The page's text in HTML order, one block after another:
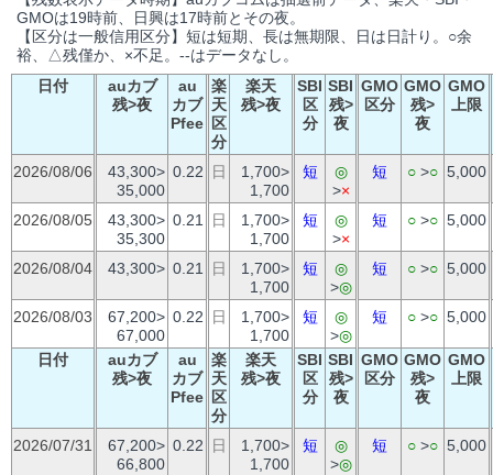
GMOは19時前、日興は17時前とその夜。
【区分は一般信用区分】短は短期、長は無期限、日は日計り。○余
裕、△残僅か、×不足。--はデータなし。
日付
auカブ
残>夜
au
カブ
Pfee
楽
天
区
分
楽天
残>夜
SBI
区
分
SBI
残>
夜
GMO
区分
GMO
残>
夜
GMO
上限
2026/08/06
43,300>
35,000
0.22 日
1,700>
1,700
短
◎
>×
短 ○ >○ 5,000
2026/08/05
43,300>
35,300
0.21 日
1,700>
1,700
短
◎
>×
短 ○ >○ 5,000
2026/08/04 43,300> 0.21 日
1,700>
1,700
短
◎
>◎
短 ○ >○ 5,000
2026/08/03
67,200>
67,000
0.22 日
1,700>
1,700
短
◎
>◎
短 ○ >○ 5,000
日付
auカブ
残>夜
au
カブ
Pfee
楽
天
区
分
楽天
残>夜
SBI
区
分
SBI
残>
夜
GMO
区分
GMO
残>
夜
GMO
上限
2026/07/31
67,200>
66,800
0.22 日
1,700>
1,700
短
◎
>◎
短 ○ >○ 5,000